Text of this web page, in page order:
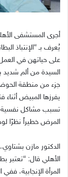
أجرى المستشفى
يُعرف بـ “الإنتباذ
على حياتهن في
السيدة من ألم شديد
جزء من منطقة
يفرزها المبيض أثناء
تسبب مشاكل نفسية
المرض خطيراً نظرًا
الدكتور مازن
الأهلي قال: “تعتبر
المرأة الإنجابية،